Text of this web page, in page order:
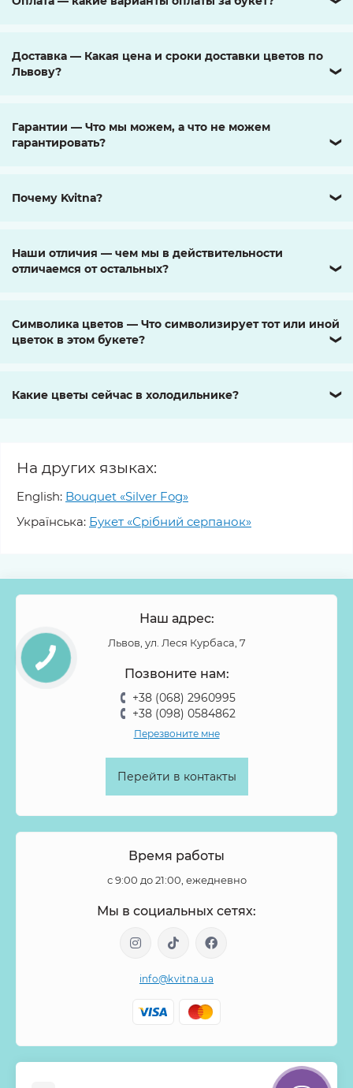
Доставка — Какая цена и сроки доставки цветов по
Львову?
❯
Гарантии — Что мы можем, а что не можем
гарантировать?
❯
Почему Kvitna? ❯
Наши отличия — чем мы в действительности
отличаемся от остальных?
❯
Символика цветов — Что символизирует тот или иной
цветок в этом букете?
❯
Какие цветы сейчас в холодильнике? ❯
На других языках:
English: Bouquet «Silver Fog»
Українська: Букет «Срібний серпанок»
Наш адрес:
Львов, ул. Леся Курбаса, 7
Позвоните нам:
+38 (068) 2960995
+38 (098) 0584862
Перезвоните мне
Перейти в контакты
Время работы
с 9:00 до 21:00, ежедневно
Мы в социальных сетях:
info@kvitna.ua